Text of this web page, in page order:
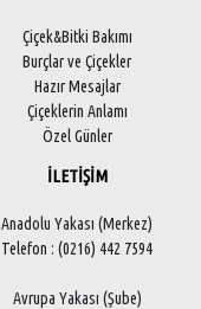
Çiçek&Bitki Bakımı
Burçlar ve Çiçekler
Hazır Mesajlar
Çiçeklerin Anlamı
Özel Günler
İLETİŞİM
Anadolu Yakası (Merkez)
Telefon : (0216) 442 7594
Avrupa Yakası (Şube)